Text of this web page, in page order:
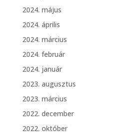
2024. május
2024. április
2024. március
2024. február
2024. január
2023. augusztus
2023. március
2022. december
2022. október